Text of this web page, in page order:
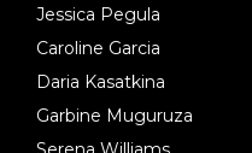
Jessica Pegula
Caroline Garcia
Daria Kasatkina
Garbine Muguruza